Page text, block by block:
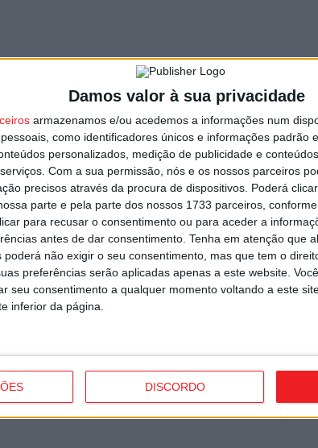
Damos valor à sua privacidade
armazenamos e/ou acedemos a informações num
como identificadores únicos e informações padrão
personalizados, medição de publicidade e
Com a sua permissão, nós e os nossos parceiros
precisos através da procura de dispositivos. Poderá
parte e pela parte dos nossos 1733 parceiros,
para recusar o consentimento ou para aceder a
antes de dar consentimento. Tenha em atenção que
poderá não exigir o seu consentimento, mas que tem o
preferências serão aplicadas apenas a este website.
seu consentimento a qualquer momento voltando a este
inferior da página.
DISCORDO